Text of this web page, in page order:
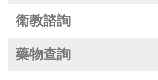
衛教諮詢
藥物查詢